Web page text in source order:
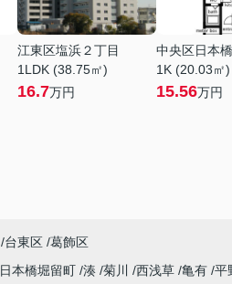
江東区塩浜２丁目
1LDK (38.75㎡)
16.7万円
中央区日本
1K (20.03㎡)
15.56万円
台東区 葛飾区
日本橋堀留町 湊 菊川 西浅草 亀有 平